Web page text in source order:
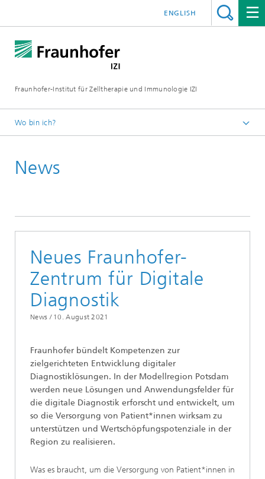
Fraunhofer-Institut für Zelltherapie und Immunologie IZI
ENGLISH
Wo bin ich?
News
Neues Fraunhofer-
Zentrum für Digitale
Diagnostik
News / 10. August 2021
Fraunhofer bündelt Kompetenzen zur
zielgerichteten Entwicklung digitaler
Diagnostiklösungen. In der Modellregion Potsdam
werden neue Lösungen und Anwendungsfelder für
die digitale Diagnostik erforscht und entwickelt, um
so die Versorgung von Patient*innen wirksam zu
unterstützen und Wertschöpfungspotenziale in der
Region zu realisieren.
Was es braucht, um die Versorgung von Patient*innen in